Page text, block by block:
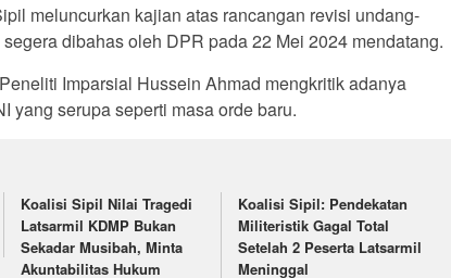
meluncurkan kajian atas rancangan revisi undang-
dibahas oleh DPR pada 22 Mei 2024 mendatang.
Imparsial Hussein Ahmad mengkritik adanya
yang serupa seperti masa orde baru.
Koalisi Sipil Nilai Tragedi
Latsarmil KDMP Bukan
Sekadar Musibah, Minta
Akuntabilitas Hukum
Koalisi Sipil: Pendekatan
Militeristik Gagal Total
Setelah 2 Peserta Latsarmil
Meninggal